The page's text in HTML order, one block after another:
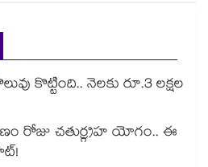
కొట్టింది.. నెలకు రూ.3 లక్షల
రోజు చతుర్గ్రహ యోగం.. ఈ